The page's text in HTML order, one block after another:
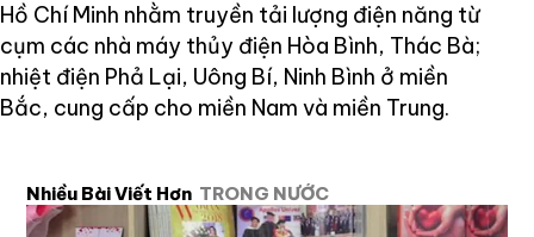
Hồ Chí Minh nhằm truyền tải lượng điện năng từ
cụm các nhà máy thủy điện Hòa Bình, Thác Bà;
nhiệt điện Phả Lại, Uông Bí, Ninh Bình ở miền
Bắc, cung cấp cho miền Nam và miền Trung.
Nhiều Bài Viết Hơn TRONG NƯỚC